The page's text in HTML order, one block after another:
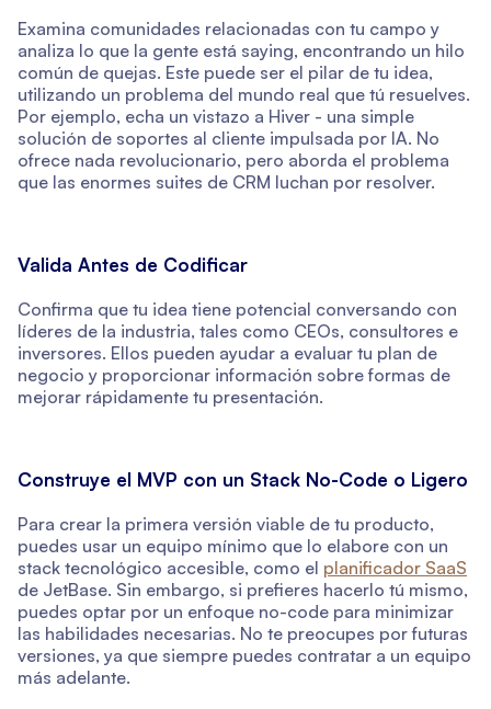
Examina comunidades relacionadas con tu campo y
analiza lo que la gente está saying, encontrando un hilo
común de quejas. Este puede ser el pilar de tu idea,
utilizando un problema del mundo real que tú resuelves.
Por ejemplo, echa un vistazo a Hiver - una simple
solución de soportes al cliente impulsada por IA. No
ofrece nada revolucionario, pero aborda el problema
que las enormes suites de CRM luchan por resolver.
Valida Antes de Codificar
Confirma que tu idea tiene potencial conversando con
líderes de la industria, tales como CEOs, consultores e
inversores. Ellos pueden ayudar a evaluar tu plan de
negocio y proporcionar información sobre formas de
mejorar rápidamente tu presentación.
Construye el MVP con un Stack No-Code o Ligero
Para crear la primera versión viable de tu producto,
puedes usar un equipo mínimo que lo elabore con un
stack tecnológico accesible, como el planificador SaaS
de JetBase. Sin embargo, si prefieres hacerlo tú mismo,
puedes optar por un enfoque no-code para minimizar
las habilidades necesarias. No te preocupes por futuras
versiones, ya que siempre puedes contratar a un equipo
más adelante.